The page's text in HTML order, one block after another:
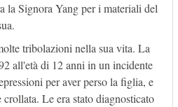
la Signora Yang per i materiali del
tribolazioni nella sua vita. La
all'età di 12 anni in un incidente
per aver perso la figlia, e
crollata. Le era stato diagnosticato